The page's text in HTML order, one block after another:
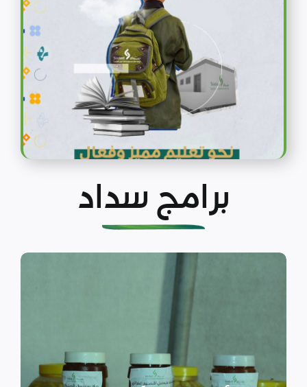
برامج سداد
الأمن الغذائي وسبل
العيش
نهدف إلى توفير وسد الاحتياجات
الغذائية الأساسية للسكان